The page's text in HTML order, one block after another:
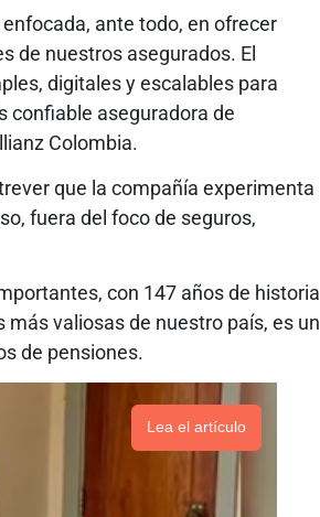
ante todo, en ofrecer
de nuestros asegurados. El
digitales y escalables para
confiable aseguradora de
Colombia.
que la compañía experimenta
fuera del foco de seguros,
con 147 años de historia
valiosas de nuestro país, es un
de pensiones.
Lea el artículo